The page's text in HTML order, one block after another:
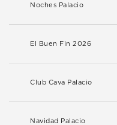
Noches Palacio
El Buen Fin 2026
Club Cava Palacio
Navidad Palacio